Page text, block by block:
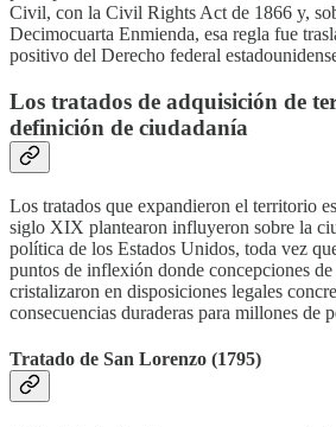
Civil, con la Civil Rights Act de 1866 y,
Decimocuarta Enmienda, esa regla fue
positivo del Derecho federal
Los tratados de adquisición de
definición de ciudadanía
Los tratados que expandieron el territorio
siglo XIX plantearon influyeron sobre la
política de los Estados Unidos, toda vez
puntos de inflexión donde concepciones
cristalizaron en disposiciones legales
consecuencias duraderas para millones de
Tratado de San Lorenzo (1795)